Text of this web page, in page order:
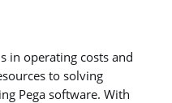
in operating costs and
to solving
Pega software. With